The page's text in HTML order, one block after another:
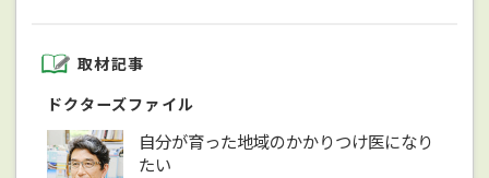
取材記事
ドクターズファイル
自分が育った地域のかかりつけ医になり
たい